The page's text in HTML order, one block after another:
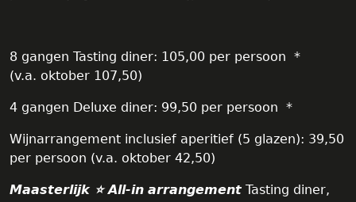
8 gangen Tasting diner: 105,00 per persoon *
(v.a. oktober 107,50)
4 gangen Deluxe diner: 99,50 per persoon *
Wijnarrangement inclusief aperitief (5 glazen): 39,50
per persoon (v.a. oktober 42,50)
Maasterlijk ⭐️ All-in arrangement Tasting diner,